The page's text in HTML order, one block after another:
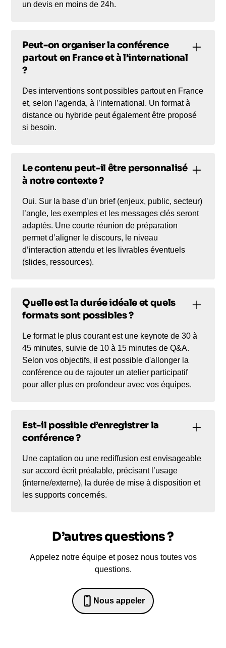
un devis en moins de 24h.
Peut-on organiser la conférence
partout en France et à l’international
?
Des interventions sont possibles partout en France
et, selon l’agenda, à l’international. Un format à
distance ou hybride peut également être proposé
si besoin.
Le contenu peut-il être personnalisé
à notre contexte ?
Oui. Sur la base d’un brief (enjeux, public, secteur)
l’angle, les exemples et les messages clés seront
adaptés. Une courte réunion de préparation
permet d’aligner le discours, le niveau
d’interaction attendu et les livrables éventuels
(slides, ressources).
Quelle est la durée idéale et quels
formats sont possibles ?
Le format le plus courant est une keynote de 30 à
45 minutes, suivie de 10 à 15 minutes de Q&A.
Selon vos objectifs, il est possible d'allonger la
conférence ou de rajouter un atelier participatif
pour aller plus en profondeur avec vos équipes.
Est-il possible d’enregistrer la
conférence ?
Une captation ou une rediffusion est envisageable
sur accord écrit préalable, précisant l’usage
(interne/externe), la durée de mise à disposition et
les supports concernés.
D’autres questions ?
Appelez notre équipe et posez nous toutes vos
questions.
Nous appeler
0652698481